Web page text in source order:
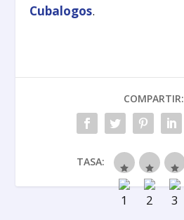
Cubalogos.
COMPARTIR:
TASA: